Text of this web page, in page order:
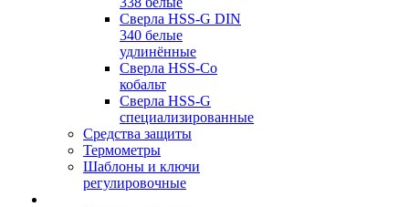
Сверла HSS-G DIN
340 белые
удлинённые
Сверла HSS-Co
кобальт
Сверла HSS-G
специализированные
Средства защиты
Термометры
Шаблоны и ключи
регулировочные